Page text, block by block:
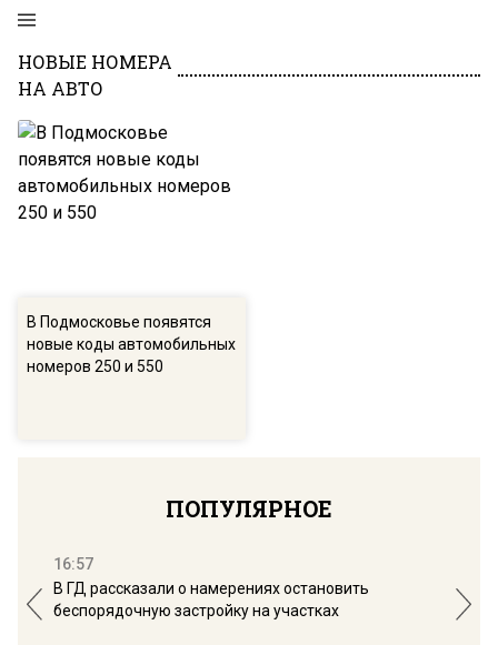
НОВЫЕ НОМЕРА
НА АВТО
В Подмосковье появятся
новые коды автомобильных
номеров 250 и 550
ПОПУЛЯРНОЕ
16:57
В ГД рассказали о намерениях остановить
беспорядочную застройку на участках